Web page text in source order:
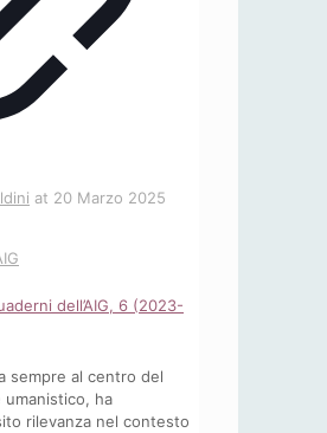
at 20 Marzo 2025
dell’AIG, 6 (2023-
sempre al centro del
ha
rilevanza nel contesto